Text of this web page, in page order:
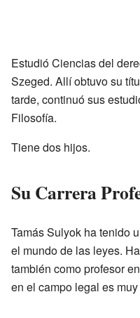
Estudió Ciencias del
Szeged. Allí obtuvo su
tarde, continuó sus
Filosofía.
Tiene dos hijos.
Su Carrera
Tamás Sulyok ha tenido
el mundo de las leyes.
también como profesor
en el campo legal es